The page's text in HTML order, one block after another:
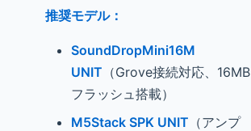
推奨モデル：
SoundDropMini16M
UNIT （Grove接続対応、16MB
フラッシュ搭載）
M5Stack SPK UNIT （アンプ